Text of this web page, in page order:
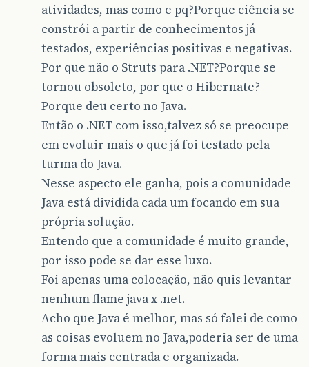
atividades, mas como e pq?Porque ciência se
constrói a partir de conhecimentos já
testados, experiências positivas e negativas.
Por que não o Struts para .NET?Porque se
tornou obsoleto, por que o Hibernate?
Porque deu certo no Java.
Então o .NET com isso,talvez só se preocupe
em evoluir mais o que já foi testado pela
turma do Java.
Nesse aspecto ele ganha, pois a comunidade
Java está dividida cada um focando em sua
própria solução.
Entendo que a comunidade é muito grande,
por isso pode se dar esse luxo.
Foi apenas uma colocação, não quis levantar
nenhum flame java x .net.
Acho que Java é melhor, mas só falei de como
as coisas evoluem no Java,poderia ser de uma
forma mais centrada e organizada.